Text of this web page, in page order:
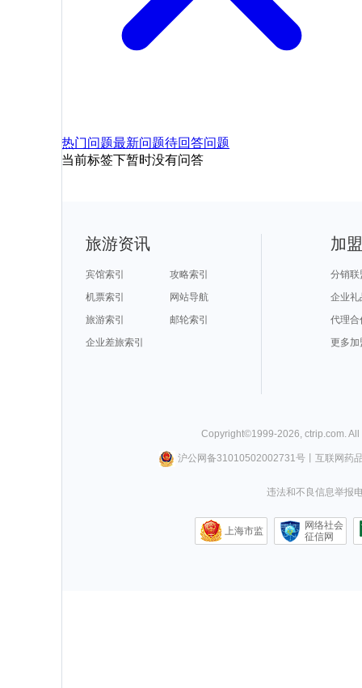
热门问题最新问题待回答问题
当前标签下暂时没有问答
旅游资讯
宾馆索引
攻略索引
机票索引
网站导航
旅游索引
邮轮索引
企业差旅索引
加
分销联
企业礼
代理合
更多加
Copyright©1999-2026, ctrip.com.
沪公网备31010502002731号丨 互联网药
违法和不良信息举报
上海市监
网络社会
征信网